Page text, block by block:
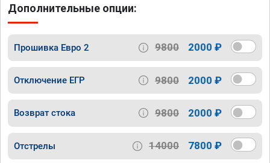
Дополнительные опции:
Прошивка Евро 2 9800 2000 ₽
Отключение ЕГР 9800 2000 ₽
Возврат стока 9800 2000 ₽
Отстрелы 14000 7800 ₽